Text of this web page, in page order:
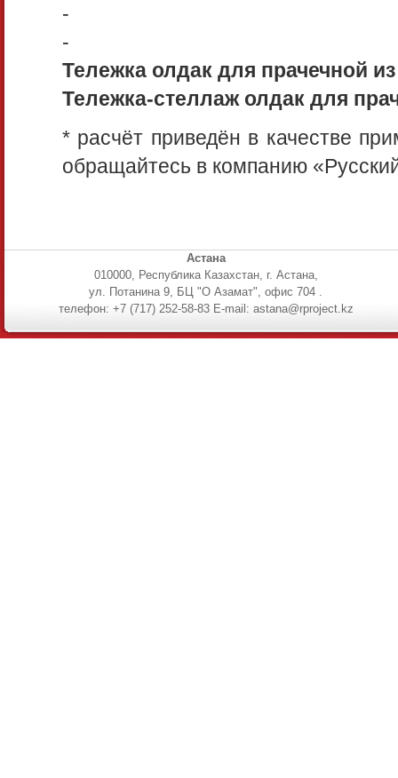
-
-
Тележка олдак для прачечной
Тележка-стеллаж олдак для
* расчёт приведён в качестве
обращайтесь в компанию
Астана
010000, Республика Казахстан, г. Астана,
ул. Потанина 9, БЦ "О Азамат", офис 704 .
телефон: +7 (717) 252-58-83 E-mail: astana@rproject.kz